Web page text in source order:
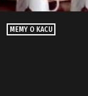
MEMY O KACU